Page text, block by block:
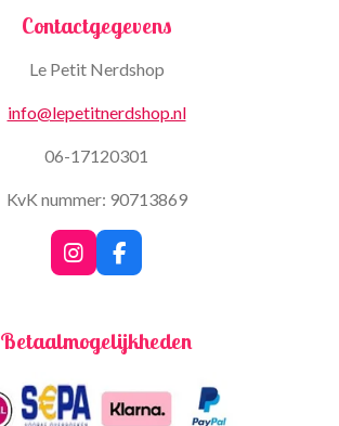
Contactgegevens
Le Petit Nerdshop
info@lepetitnerdshop.nl
06-17120301
KvK nummer: 90713869
I
n
a
r
a
F
a
b
k
Betaalmogelijkheden